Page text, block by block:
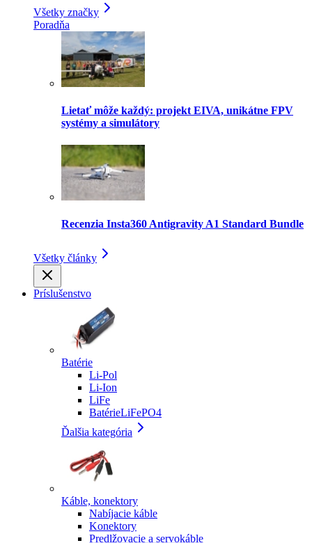
Všetky značky
Poradňa
Lietať môže každý: projekt EIVA, unikátne FPV
systémy a simulátory
Recenzia Insta360 Antigravity A1 Standard Bundle
Všetky články
Príslušenstvo
Batérie
Li-Pol
Li-Ion
LiFe
BatérieLiFePO4
Ďalšia kategória
Káble, konektory
Nabíjacie káble
Konektory
Predlžovacie a servokáble